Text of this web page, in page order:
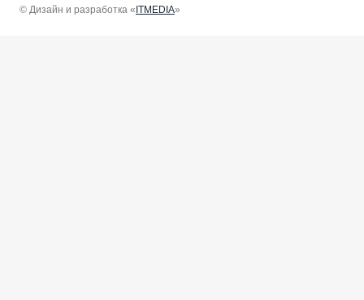
© Дизайн и разработка « ITMEDIA»